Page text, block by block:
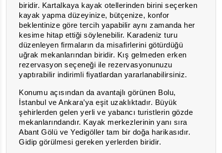
biridir. Kartalkaya kayak otellerinden birini seçerken
kayak yapma düzeyinize, bütçenize, konfor
beklentinize göre tercih yapabilir aynı zamanda her
kesime hitap ettiği söylenebilir. Karadeniz turu
düzenleyen firmaların da misafirlerini götürdüğü
uğrak mekanlarından biridir. Kış gelmeden erken
rezervasyon seçeneği ile rezervasyonunuzu
yaptırabilir indirimli fiyatlardan yararlanabilirsiniz.
Konumu açısından da avantajlı görünen Bolu,
İstanbul ve Ankara’ya eşit uzaklıktadır. Büyük
şehirlerden gelen yerli ve yabancı turistlerin gözde
mekanlarındandır. Kayak merkezlerinin yanı sıra
Abant Gölü ve Yedigöller tam bir doğa harikasıdır.
Gidip görülmesi gereken yerlerden biridir.